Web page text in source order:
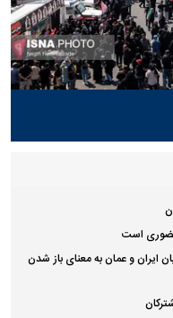
است
ایران و عمان به معنای باز شدن